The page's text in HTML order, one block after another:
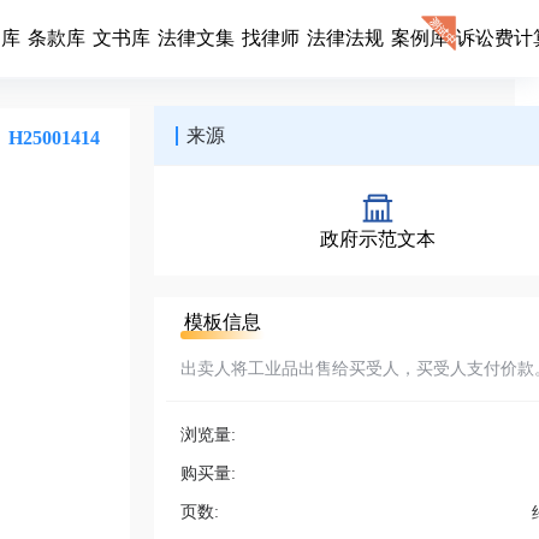
条款库 文书库 法律文集 找律师 法律法规 案例库 诉讼费计
H25001414 来源
政府示范文本
模板信息
出卖人将工业品出售给买受人，买受人支付价款
浏览量:
购买量:
页数: